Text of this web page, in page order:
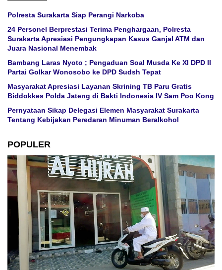
Polresta Surakarta Siap Perangi Narkoba
24 Personel Berprestasi Terima Penghargaan, Polresta
Surakarta Apresiasi Pengungkapan Kasus Ganjal ATM dan
Juara Nasional Menembak
Bambang Laras Nyoto ; Pengaduan Soal Musda Ke XI DPD II
Partai Golkar Wonosobo ke DPD Sudsh Tepat
Masyarakat Apresiasi Layanan Skrining TB Paru Gratis
Biddokkes Polda Jateng di Bakti Indonesia IV Sam Poo Kong
Pernyataan Sikap Delegasi Elemen Masyarakat Surakarta
Tentang Kebijakan Peredaran Minuman Beralkohol
POPULER